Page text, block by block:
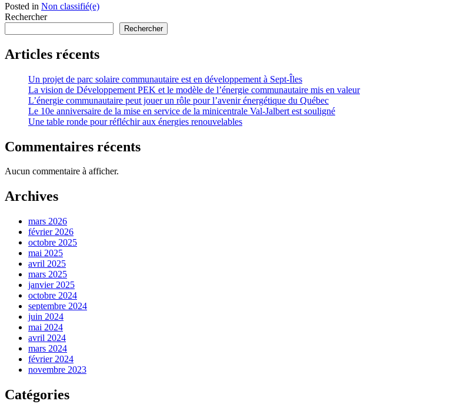
Posted in Non classifié(e)
Rechercher
Rechercher
Articles récents
Un projet de parc solaire communautaire est en développement à Sept-Îles
La vision de Développement PEK et le modèle de l’énergie communautaire mis en valeur
L’énergie communautaire peut jouer un rôle pour l’avenir énergétique du Québec
Le 10e anniversaire de la mise en service de la minicentrale Val-Jalbert est souligné
Une table ronde pour réfléchir aux énergies renouvelables
Commentaires récents
Aucun commentaire à afficher.
Archives
mars 2026
février 2026
octobre 2025
mai 2025
avril 2025
mars 2025
janvier 2025
octobre 2024
septembre 2024
juin 2024
mai 2024
avril 2024
mars 2024
février 2024
novembre 2023
Catégories